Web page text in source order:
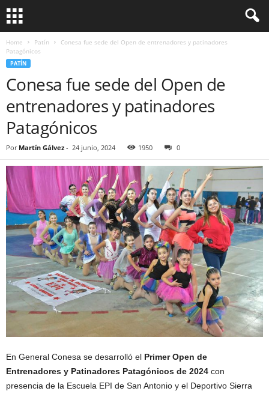
Home Patín
Conesa fue sede del Open de entrenadores y patinadores
Patagónicos
PATÍN
Conesa fue sede del Open de
entrenadores y patinadores
Patagónicos
Por Martín Gálvez - 24 junio, 2024 1950 0
En General Conesa se desarrolló el Primer Open de
Entrenadores y Patinadores Patagónicos de 2024 con
presencia de la Escuela EPI de San Antonio y el Deportivo Sierra